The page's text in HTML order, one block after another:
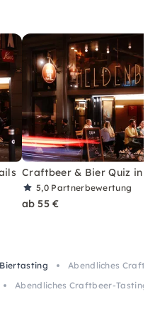
Craftbeer & Bier Quiz in
5,0 Partnerbewertung
ab 55 €
Biertasting
Abendliches
Abendliches Craftbeer-Tasting